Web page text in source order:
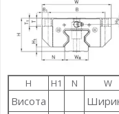
H H1 N W
Висота